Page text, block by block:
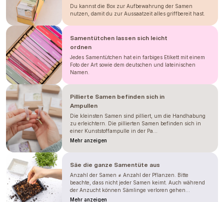
Du kannst die Box zur Aufbewahrung der Samen
nutzen, damit du zur Aussaatzeit alles griffbereit hast.
Samentütchen lassen sich leicht
ordnen
Jedes Samentütchen hat ein farbiges Etikett mit einem
Foto der Art sowie dem deutschen und lateinischen
Namen.
Pillierte Samen befinden sich in
Ampullen
Die kleinsten Samen sind pilliert, um die Handhabung
zu erleichtern. Die pillierten Samen befinden sich in
einer Kunststoffampulle in der Pa...
Mehr anzeigen
Säe die ganze Samentüte aus
Anzahl der Samen ≠ Anzahl der Pflanzen. Bitte
beachte, dass nicht jeder Samen keimt. Auch während
der Anzucht können Sämlinge verloren gehen...
Mehr anzeigen